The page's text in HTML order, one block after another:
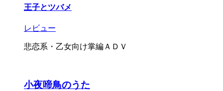
王子とツバメ
レビュー
悲恋系・乙女向け掌編ＡＤＶ
小夜啼鳥のうた